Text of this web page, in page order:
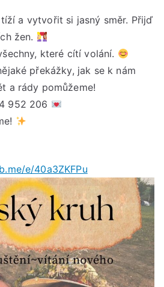
od
a vytvořit si jasný směr. Přijď
žen.
které cítí volání.
překážky, jak se k nám
a rády pomůžeme!
952 206
e/40a3ZKFPu